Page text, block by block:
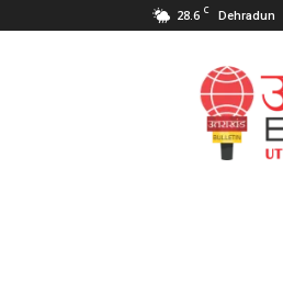
28.6 C Dehradun